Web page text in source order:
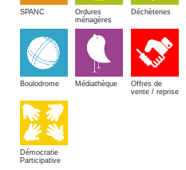
SPANC
Ordures
ménagères
Déchèteries
Boulodrome Médiathèque
Offres de
vente / reprise
Démocratie
Participative